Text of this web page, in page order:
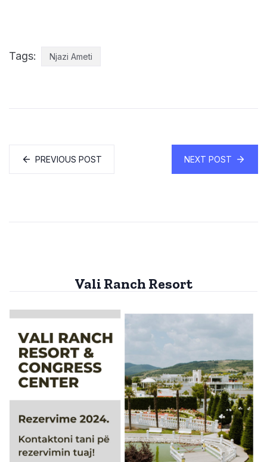
Tags: Njazi Ameti
PREVIOUS POST NEXT POST
Vali Ranch Resort